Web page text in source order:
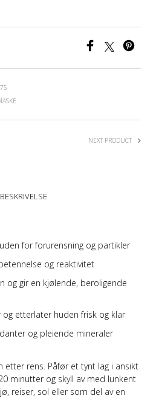
NEXT PRODUCT
BESKRIVELSE
for forurensning og partikler
og reaktivitet
og gir en kjølende, beroligende
og etterlater huden frisk og klar
og pleiende mineraler
etter rens. Påfør et tynt lag i ansikt
minutter og skyll av med lunkent
reiser, sol eller som del av en